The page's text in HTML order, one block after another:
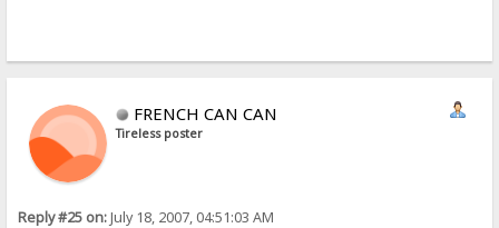
FRENCH CAN CAN
Tireless poster
Reply #25 on:July 18, 2007, 04:51:03 AM